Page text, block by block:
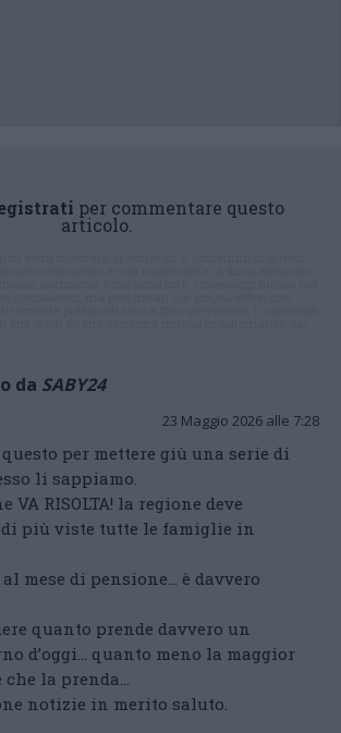
per commentare questo
articolo.
da SABY24
23 Maggio 2026 alle 7:28
per mettere giù una serie di
li sappiamo.
VA RISOLTA! la regione deve
più viste tutte le famiglie in
al mese di pensione… è davvero
quanto prende davvero un
d’oggi… quanto meno la maggior
che la prenda…
notizie in merito saluto.